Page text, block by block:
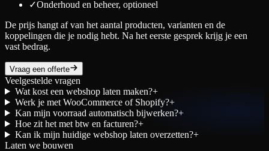
✓Onderhoud en beheer, optioneel
De prijs hangt af van het aantal producten, varianten en de
koppelingen die je nodig hebt. Na het eerste gesprek krijg je een
vast bedrag.
Vraag een offerte
Veelgestelde vragen
Wat kost een webshop laten maken?+
Werk je met WooCommerce of Shopify?+
Kan mijn voorraad automatisch bijwerken?+
Hoe zit het met btw en facturen?+
Kan ik mijn huidige webshop laten overzetten?+
Laten we bouwen